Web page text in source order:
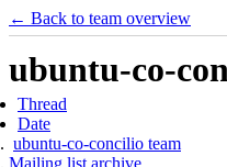
← Back to team overview
ubuntu-co-
Thread
Date
ubuntu-co-concilio team
Mailing list archive